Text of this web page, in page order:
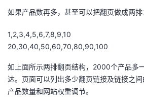
如果产品数再多，甚至可以把翻页做成两排
1,2,3,4,5,6,7,8,9,10
20,30,40,50,60,70,80,90,100
如上面所示两排翻页结构，2000个产品多
达。页面可以列出多少翻页链接及链接之
产品数量和网站权重调节。